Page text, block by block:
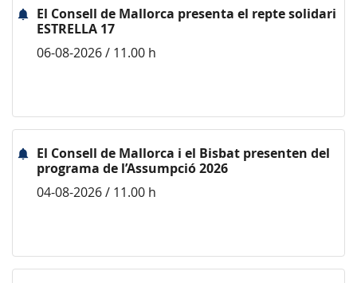
El Consell de Mallorca presenta el repte solidari
ESTRELLA 17
06-08-2026 / 11.00 h
El Consell de Mallorca i el Bisbat presenten del
programa de l’Assumpció 2026
04-08-2026 / 11.00 h